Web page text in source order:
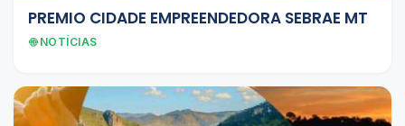
PREMIO CIDADE EMPREENDEDORA SEBRAE MT
NOTÍCIAS